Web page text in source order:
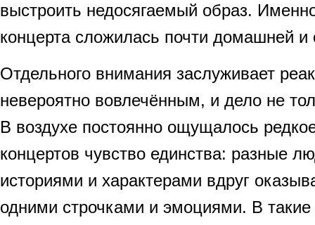
выстроить недосягаемый образ.
концерта сложилась почти домашней и
Отдельного внимания заслуживает
невероятно вовлечённым, и дело не
В воздухе постоянно ощущалось
концертов чувство единства: разные
историями и характерами вдруг
одними строчками и эмоциями. В